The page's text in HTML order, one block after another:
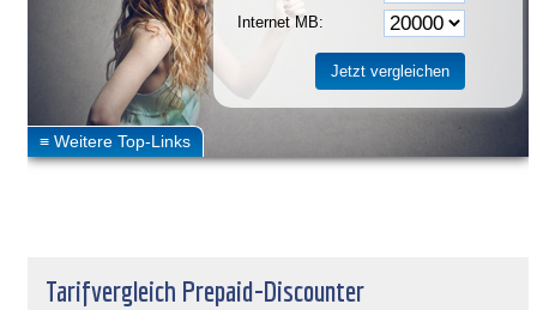
Internet MB:
Tarifvergleich Prepaid-Discounter